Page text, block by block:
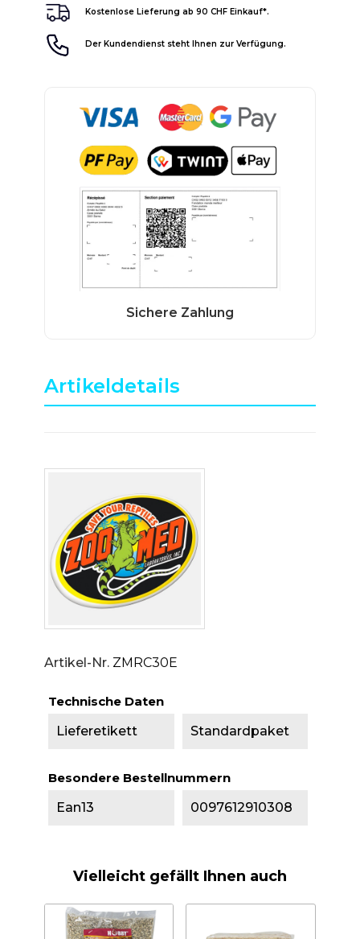
Kostenlose Lieferung ab 90 CHF Einkauf*.
Der Kundendienst steht Ihnen zur Verfügung.
Artikeldetails
Artikel-Nr. ZMRC30E
Technische Daten
Lieferetikett
Standardpaket
Besondere Bestellnummern
Ean13
0097612910308
Vielleicht gefällt Ihnen auch